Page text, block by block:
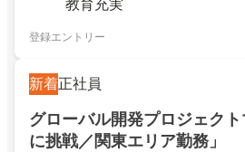
教育充実
登録エントリー
新着正社員
グローバル開発プロジェク
に挑戦／関東エリア勤務」